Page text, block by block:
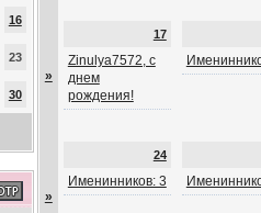
16
23
30
»
17
Zinulya7572, с
днем
рождения!
»
24
Именинников: 3